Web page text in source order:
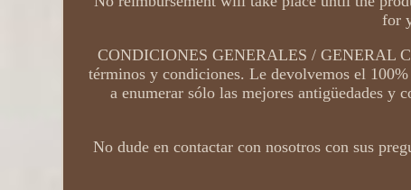
for
CONDICIONES GENERALES / GENERAL
términos y condiciones. Le devolvemos el
a enumerar sólo las mejores antigüedades y
No dude en contactar con nosotros con sus